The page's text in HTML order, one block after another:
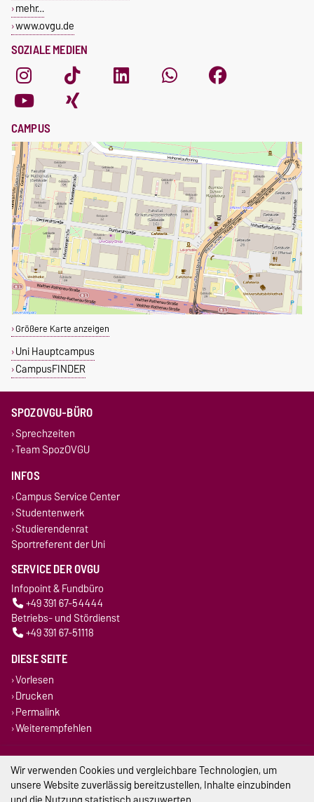
SOZIALE MEDIEN
mehr…
www.ovgu.de
CAMPUS
Größere Karte anzeigen
Uni Hauptcampus
CampusFINDER
SPOZOVGU-BÜRO
Sprechzeiten
Team SpozOVGU
INFOS
Campus Service Center
Studentenwerk
Studierendenrat
Sportreferent der Uni
SERVICE DER OVGU
Infopoint & Fundbüro
+49 391 67-54444
Betriebs- und Stördienst
+49 391 67-51118
DIESE SEITE
Vorlesen
Drucken
Permalink
Weiterempfehlen
Impressum
Datenschutz
Wir verwenden Cookies und vergleichbare Technologien, um
unsere Website zuverlässig bereitzustellen, Inhalte einzubinden